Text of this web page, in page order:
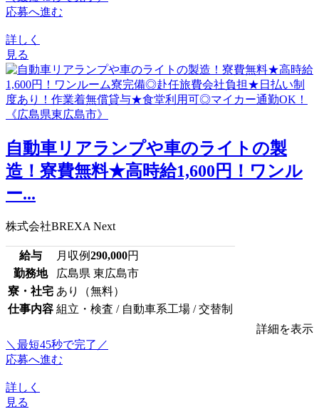
応募へ進む
詳しく
見る
自動車リアランプや車のライトの製
造！寮費無料★高時給1,600円！ワンル
ー...
株式会社BREXA Next
給与 月収例290,000円
勤務地
広島県 東広島市
寮・社宅 あり（無料）
仕事内容 組立・検査 / 自動車系工場 / 交替制
詳細を表示
＼最短45秒で完了／
応募へ進む
詳しく
見る